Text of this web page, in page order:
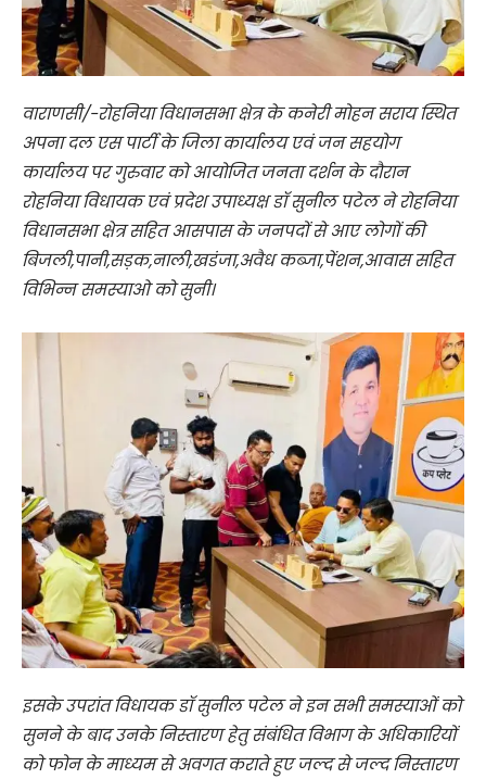
वाराणसी/-रोहनिया विधानसभा क्षेत्र के कनेरी मोहन सराय स्थित
अपना दल एस पार्टी के जिला कार्यालय एवं जन सहयोग
कार्यालय पर गुरुवार को आयोजित जनता दर्शन के दौरान
रोहनिया विधायक एवं प्रदेश उपाध्यक्ष डॉ सुनील पटेल ने रोहनिया
विधानसभा क्षेत्र सहित आसपास के जनपदों से आए लोगों की
बिजली,पानी,सड़क,नाली,खडंजा,अवैध कब्जा,पेंशन,आवास सहित
विभिन्न समस्याओ को सुनी।
इसके उपरांत विधायक डॉ सुनील पटेल ने इन सभी समस्याओं को
सुनने के बाद उनके निस्तारण हेतु संबंधित विभाग के अधिकारियों
को फोन के माध्यम से अवगत कराते हुए जल्द से जल्द निस्तारण